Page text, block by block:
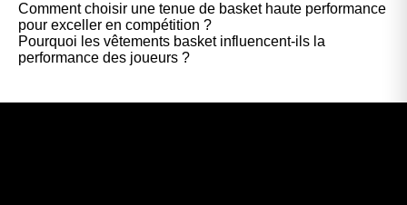
Comment choisir une tenue de basket haute performance
pour exceller en compétition ?
Pourquoi les vêtements basket influencent-ils la
performance des joueurs ?